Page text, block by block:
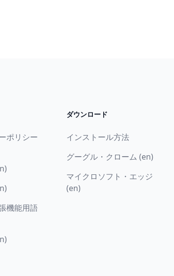
ポリシー
機能用語
ダウンロード
インストール方法
グーグル・クローム (en)
マイクロソフト・エッジ
(en)